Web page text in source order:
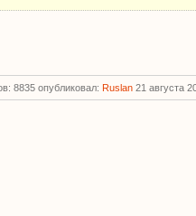
8835 опубликовал:Ruslan 21 августа